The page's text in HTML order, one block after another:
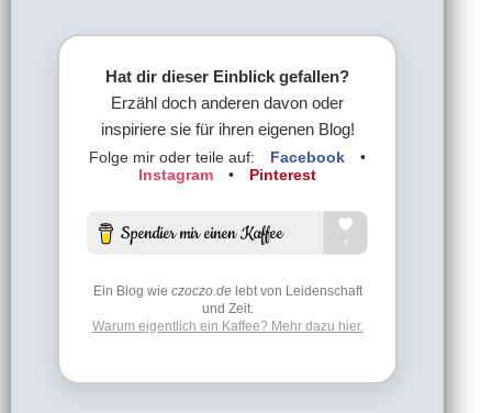
Hat dir dieser Einblick gefallen?
Erzähl doch anderen davon oder
inspiriere sie für ihren eigenen Blog!
Folge mir oder teile auf: Facebook
•
Instagram
• Pinterest
Ein Blog wie czoczo.delebt von Leidenschaft
und Zeit.
Warum eigentlich ein Kaffee? Mehr dazu hier.